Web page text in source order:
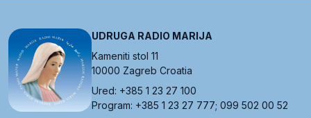
UDRUGA RADIO MARIJA
Kameniti stol 11
10000 Zagreb Croatia
Ured: +385 1 23 27 100
Program: +385 1 23 27 777; 099 502 00 52